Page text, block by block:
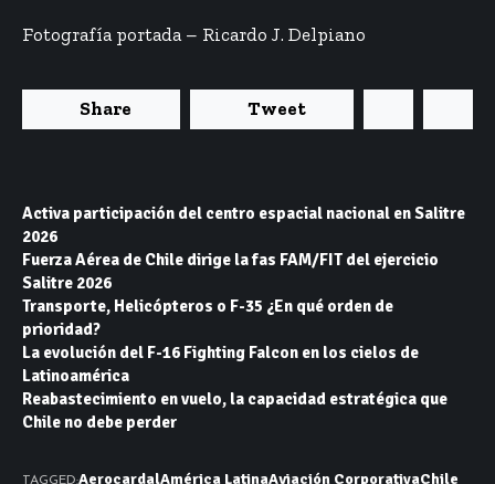
Fotografía portada – Ricardo J. Delpiano
Share Tweet
Activa participación del centro espacial nacional en Salitre
2026
Fuerza Aérea de Chile dirige la fas FAM/FIT del ejercicio
Salitre 2026
Transporte, Helicópteros o F-35 ¿En qué orden de
prioridad?
La evolución del F-16 Fighting Falcon en los cielos de
Latinoamérica
Reabastecimiento en vuelo, la capacidad estratégica que
Chile no debe perder
TAGGED:AerocardalAmérica LatinaAviación CorporativaChile